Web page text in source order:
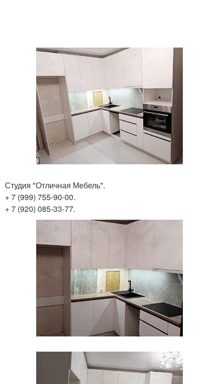
Студия "Отличная Мебель".
+ 7 (999) 755-90-00.
+ 7 (920) 085-33-77.